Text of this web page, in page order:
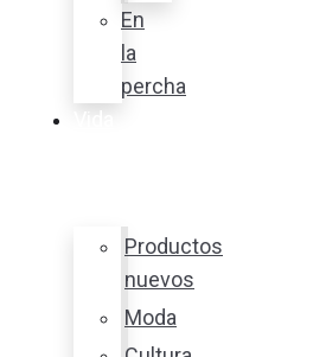
En
la
percha
Productos
nuevos
Moda